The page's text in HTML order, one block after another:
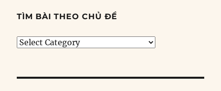
TÌM BÀI THEO CHỦ ĐỀ
Tìm